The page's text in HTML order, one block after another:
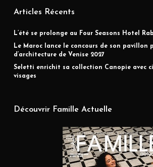
Articles Récents
L’été se prolonge au Four Seasons Hotel
Le Maroc lance le concours de son pavillon
d’architecture de Venise 2027
Seletti enrichit sa collection Canopie avec
visages
Découvrir Famille Actuelle